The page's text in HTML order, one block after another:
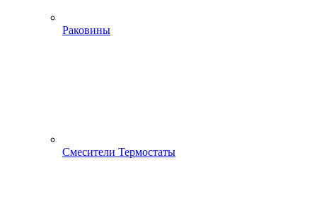
Раковины
Смесители Термостаты